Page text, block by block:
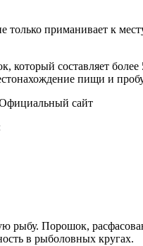
приманивает к
составляет
пищи и
сайт
Порошок,
в рыболовных кругах.